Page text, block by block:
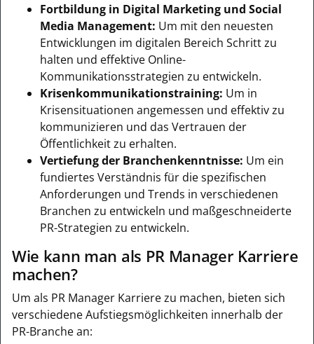
Fortbildung in Digital Marketing und Social
Media Management: Um mit den neuesten
Entwicklungen im digitalen Bereich Schritt zu
halten und effektive Online-
Kommunikationsstrategien zu entwickeln.
Krisenkommunikationstraining: Um in
Krisensituationen angemessen und effektiv zu
kommunizieren und das Vertrauen der
Öffentlichkeit zu erhalten.
Vertiefung der Branchenkenntnisse: Um ein
fundiertes Verständnis für die spezifischen
Anforderungen und Trends in verschiedenen
Branchen zu entwickeln und maßgeschneiderte
PR-Strategien zu entwickeln.
Wie kann man als PR Manager Karriere
machen?
Um als PR Manager Karriere zu machen, bieten sich
verschiedene Aufstiegsmöglichkeiten innerhalb der
PR-Branche an: